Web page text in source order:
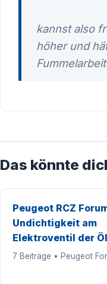
kannst also
höher und
Das könnte
Peugeot RCZ
Undichtigkeit am
Elektroventil der
7 Beiträge • Peugeot